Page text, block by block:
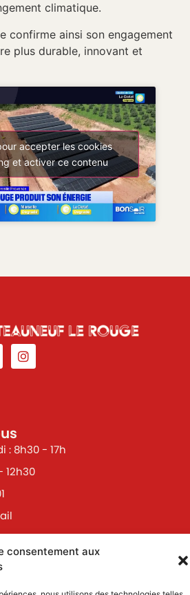
consentement aux
climatique.
confirme ainsi son engagement
plus durable, innovant et
accepter les cookies
et activer ce contenu
: 8h30 - 17h
12h30
informations &